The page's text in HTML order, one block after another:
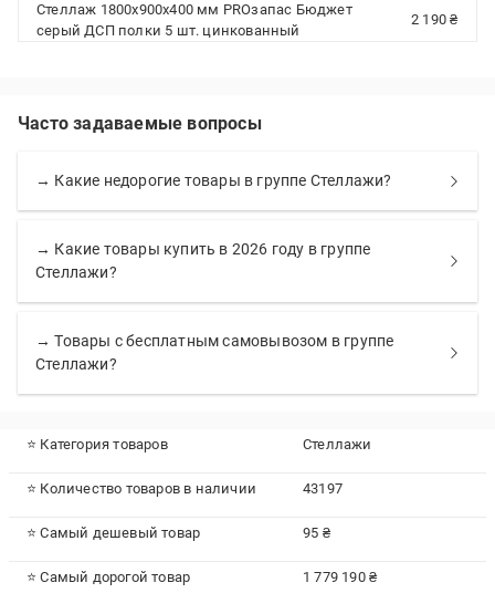
Стеллаж 1800x900x400 мм PROзапас Бюджет
серый ДСП полки 5 шт. цинкованный
2 190 ₴
Часто задаваемые вопросы
→ Какие недорогие товары в группе Стеллажи?
→ Какие товары купить в 2026 году в группе
Стеллажи?
→ Товары с бесплатным самовывозом в группе
Стеллажи?
⭐ Категория товаров Стеллажи
⭐ Количество товаров в наличии 43197
⭐ Самый дешевый товар 95 ₴
⭐ Самый дорогой товар 1 779 190 ₴